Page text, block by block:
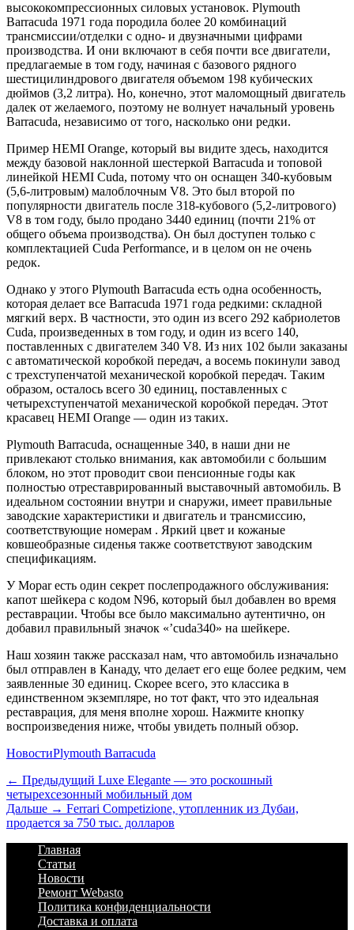
высококомпрессионных силовых установок. Plymouth
Barracuda 1971 года породила более 20 комбинаций
трансмиссии/отделки с одно- и двузначными цифрами
производства. И они включают в себя почти все двигатели,
предлагаемые в том году, начиная с базового рядного
шестицилиндрового двигателя объемом 198 кубических
дюймов (3,2 литра). Но, конечно, этот маломощный двигатель
далек от желаемого, поэтому не волнует начальный уровень
Barracuda, независимо от того, насколько они редки.
Пример HEMI Orange, который вы видите здесь, находится
между базовой наклонной шестеркой Barracuda и топовой
линейкой HEMI Cuda, потому что он оснащен 340-кубовым
(5,6-литровым) малоблочным V8. Это был второй по
популярности двигатель после 318-кубового (5,2-литрового)
V8 в том году, было продано 3440 единиц (почти 21% от
общего объема производства). Он был доступен только с
комплектацией Cuda Performance, и в целом он не очень
редок.
Однако у этого Plymouth Barracuda есть одна особенность,
которая делает все Barracuda 1971 года редкими: складной
мягкий верх. В частности, это один из всего 292 кабриолетов
Cuda, произведенных в том году, и один из всего 140,
поставленных с двигателем 340 V8. Из них 102 были заказаны
с автоматической коробкой передач, а восемь покинули завод
с трехступенчатой ​​механической коробкой передач. Таким
образом, осталось всего 30 единиц, поставленных с
четырехступенчатой ​​механической коробкой передач. Этот
красавец HEMI Orange — один из таких.
Plymouth Barracuda, оснащенные 340, в наши дни не
привлекают столько внимания, как автомобили с большим
блоком, но этот проводит свои пенсионные годы как
полностью отреставрированный выставочный автомобиль. В
идеальном состоянии внутри и снаружи, имеет правильные
заводские характеристики и двигатель и трансмиссию,
соответствующие номерам . Яркий цвет и кожаные
ковшеобразные сиденья также соответствуют заводским
спецификациям.
У Mopar есть один секрет послепродажного обслуживания:
капот шейкера с кодом N96, который был добавлен во время
реставрации. Чтобы все было максимально аутентично, он
добавил правильный значок «’cuda340» на шейкере.
Наш хозяин также рассказал нам, что автомобиль изначально
был отправлен в Канаду, что делает его еще более редким, чем
заявленные 30 единиц. Скорее всего, это классика в
единственном экземпляре, но тот факт, что это идеальная
реставрация, для меня вполне хорош. Нажмите кнопку
воспроизведения ниже, чтобы увидеть полный обзор.
Категории
НовостиТеги
Plymouth Barracuda
Навигация
по
записям
← Предыдущий Предыдущий
Luxe Elegante — это роскошный
четырехсезонный мобильный дом
Дальше → Дальше:
Ferrari Competizione, утопленник из Дубаи,
продается за 750 тыс. долларов
Footer
Menu
Перейти
содержимому
Главная
Статьи
Новости
Ремонт Webasto
Политика конфиденциальности
Доставка и оплата